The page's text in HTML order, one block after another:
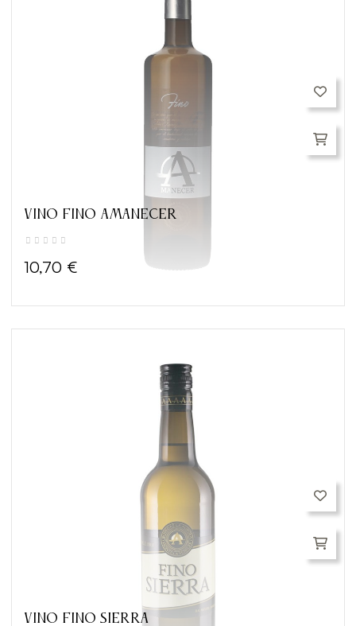
VINO FINO AMANECER
10,70 €
VINO FINO SIERRA